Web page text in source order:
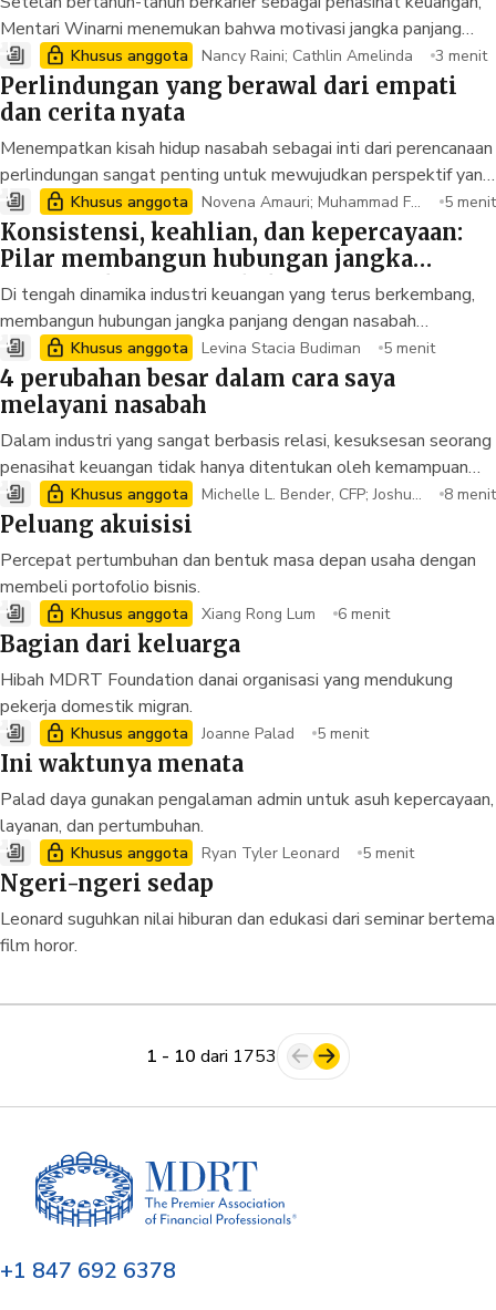
paling penting bukanlah instrumen investasi apa yang akan
dipilih nasabah. Pertanyaan yang lebih penting adalah: apakah
mereka benar-benar siap untuk berinvestasi?
Mentari Winarni menemukan bahwa motivasi jangka panjang
tidak
lagi datangdaritargetsemata. Baginya,semangatuntuk
terus bertumbuhberasal dari dampaknyatayangdapat ia
berikan kepada nasabah
Khusus anggota Nancy Raini; Cathlin Amelinda 3 menit
Perlindungan yang berawal dari empati
dan cerita nyata
Menempatkan kisah hidup nasabah sebagai inti dari perencanaan
perlindungan sangat penting untuk mewujudkan perspektif yang
lebih berpusat pada manusia dalam perencanaan keuangan.
Anggota MDRT, Nancy Raini dan Cathlin Amelinda,
membagikan bagaimana empati, pemahaman mendalam, dan
pengalaman pribadi membentuk solusi yang lebih relevan,
bermakna, dan berdampak jangka panjang bagi nasabah.
Khusus anggota
Novena Amauri; Muhammad Fa
tkhul
5 menit
Konsistensi, keahlian, dan kepercayaan:
Pilar membangun hubungan jangka
panjang dengan nasabah
Di tengah dinamika industri keuangan yang terus berkembang,
membangun hubungan jangka panjang dengan nasabah
membutuhkan lebih dari sekadar layanan yang baik. Dibutuhkan
disiplin, konsistensi, serta komitmen untuk terus
mengembangkan keahlian. Novena Amauri dan Muhammad
pengelolaan waktu, dan pengembangan diri menjadi fondasi
dalam membangun praktik advisori yang berkelanjutan dan
berorientasi pada kepercayaan jangka panjang.
Khusus anggota Levina Stacia Budiman 5 menit
4 perubahan besar dalam cara saya
melayani nasabah
Dalam industri yang sangat berbasis relasi, kesuksesan seorang
penasihat keuangan tidak hanya ditentukan oleh kemampuan
teknis, tetapi juga oleh bagaimana ia memahami dan melayani
nasabahnya. Levina Stacia Budiman, membagikan tantangan
empat perubahan utama yang mengubah pendekatannya,
meningkatkan kepercayaan nasabah, dan mendukung
perjalanannya meraih kualifikasi tersebut.
Khusus anggota
Michelle L. Bender, CFP; Joshua
8 menit
Peluang akuisisi
Percepat pertumbuhan dan bentuk masa depan usaha dengan
membeli portofolio bisnis.
Khusus anggota Xiang Rong Lum 6 menit
Bagian dari keluarga
Hibah MDRT Foundation danai organisasi yang mendukung
pekerja domestik migran.
Khusus anggota Joanne Palad 5 menit
Ini waktunya menata
Palad daya gunakan pengalaman admin untuk asuh kepercayaan,
layanan, dan pertumbuhan.
Khusus anggota Ryan Tyler Leonard 5 menit
Ngeri-ngeri sedap
Leonard suguhkan nilai hiburan dan edukasi dari seminar bertema
film horor.
1 - 10 dari 1753
+1 847 692 6378